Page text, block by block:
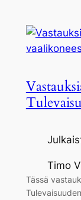
Timo
Tässä